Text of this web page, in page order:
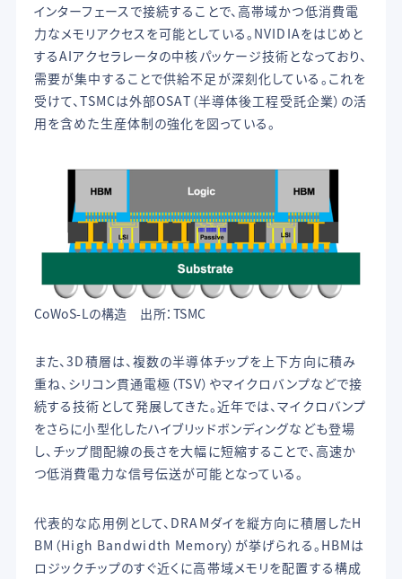
インターフェースで接続することで、高帯域かつ低消費電
力なメモリアクセスを可能としている。NVIDIAをはじめと
するAIアクセラレータの中核パッケージ技術となっており、
需要が集中することで供給不足が深刻化している。これを
受けて、TSMCは外部OSAT（半導体後工程受託企業）の活
用を含めた生産体制の強化を図っている。
CoWoS-Lの構造 出所：TSMC
また、3D積層は、複数の半導体チップを上下方向に積み
重ね、シリコン貫通電極（TSV）やマイクロバンプなどで接
続する技術として発展してきた。近年では、マイクロバンプ
をさらに小型化したハイブリッドボンディングなども登場
し、チップ間配線の長さを大幅に短縮することで、高速か
つ低消費電力な信号伝送が可能となっている。
代表的な応用例として、DRAMダイを縦方向に積層したH
BM（High Bandwidth Memory）が挙げられる。HBMは
ロジックチップのすぐ近くに高帯域メモリを配置する構成